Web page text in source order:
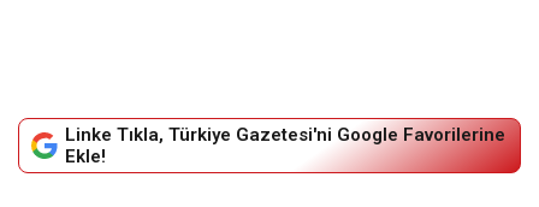
Linke Tıkla, Türkiye Gazetesi'ni Google Favorilerine
Ekle!